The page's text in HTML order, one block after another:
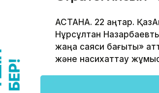
АСТАНА. 22 қаңтар.
Нұрсұлтан
жаңа саяси бағыты»
және насихаттау